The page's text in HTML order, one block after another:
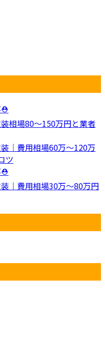
⛑️
相場80〜150万円と業者
｜費用相場60万〜120万
ツ
⛑️
｜費用相場30万～80万円